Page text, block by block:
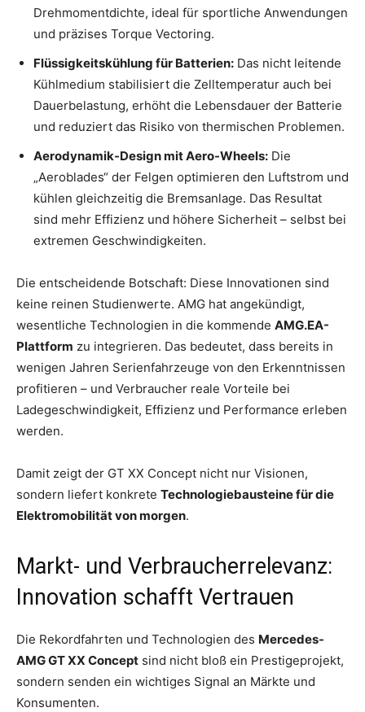
Drehmomentdichte, ideal für sportliche Anwendungen
und präzises Torque Vectoring.
Flüssigkeitskühlung für Batterien: Das nicht leitende
Kühlmedium stabilisiert die Zelltemperatur auch bei
Dauerbelastung, erhöht die Lebensdauer der Batterie
und reduziert das Risiko von thermischen Problemen.
Aerodynamik-Design mit Aero-Wheels: Die
„Aeroblades“ der Felgen optimieren den Luftstrom und
kühlen gleichzeitig die Bremsanlage. Das Resultat
sind mehr Effizienz und höhere Sicherheit – selbst bei
extremen Geschwindigkeiten.
Die entscheidende Botschaft: Diese Innovationen sind
keine reinen Studienwerte. AMG hat angekündigt,
wesentliche Technologien in die kommende AMG.EA-
Plattform zu integrieren. Das bedeutet, dass bereits in
wenigen Jahren Serienfahrzeuge von den Erkenntnissen
profitieren – und Verbraucher reale Vorteile bei
Ladegeschwindigkeit, Effizienz und Performance erleben
werden.
Damit zeigt der GT XX Concept nicht nur Visionen,
sondern liefert konkrete Technologiebausteine für die
Elektromobilität von morgen.
Markt- und Verbraucherrelevanz:
Innovation schafft Vertrauen
Die Rekordfahrten und Technologien des Mercedes-
AMG GT XX Concept sind nicht bloß ein Prestigeprojekt,
sondern senden ein wichtiges Signal an Märkte und
Konsumenten.